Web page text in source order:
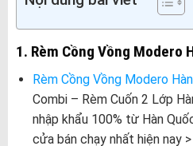
1. Rèm Cồng Vồng Modero
Rèm Cồng Vồng Modero
Combi – Rèm Cuốn 2 Lớp
nhập khẩu 100% từ Hàn
cửa bán chạy nhất hiện nay